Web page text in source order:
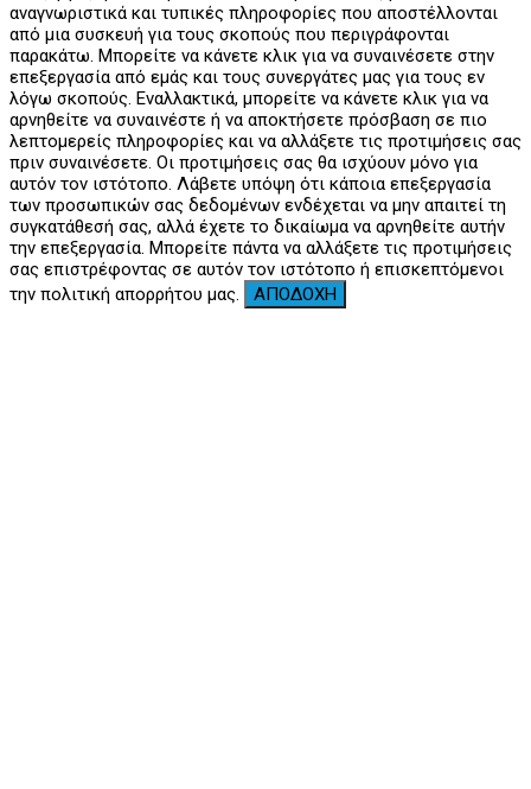
αναγνωριστικά και τυπικές πληροφορίες που αποστέλλονται
από μια συσκευή για τους σκοπούς που περιγράφονται
παρακάτω. Μπορείτε να κάνετε κλικ για να συναινέσετε στην
επεξεργασία από εμάς και τους συνεργάτες μας για τους εν
λόγω σκοπούς. Εναλλακτικά, μπορείτε να κάνετε κλικ για να
αρνηθείτε να συναινέστε ή να αποκτήσετε πρόσβαση σε πιο
λεπτομερείς πληροφορίες και να αλλάξετε τις προτιμήσεις σας
πριν συναινέσετε. Οι προτιμήσεις σας θα ισχύουν μόνο για
αυτόν τον ιστότοπο. Λάβετε υπόψη ότι κάποια επεξεργασία
των προσωπικών σας δεδομένων ενδέχεται να μην απαιτεί τη
συγκατάθεσή σας, αλλά έχετε το δικαίωμα να αρνηθείτε αυτήν
την επεξεργασία. Μπορείτε πάντα να αλλάξετε τις προτιμήσεις
σας επιστρέφοντας σε αυτόν τον ιστότοπο ή επισκεπτόμενοι
την πολιτική απορρήτου μας.
ΑΠΟΔΟΧΗ